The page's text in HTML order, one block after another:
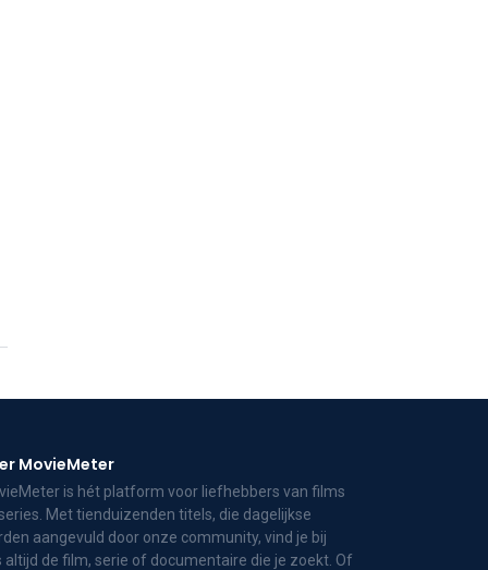
MovieMeter
is hét platform voor liefhebbers van films
Met tienduizenden titels, die dagelijkse
aangevuld door onze community, vind je bij
altijd de film, serie of documentaire die je zoekt. Of